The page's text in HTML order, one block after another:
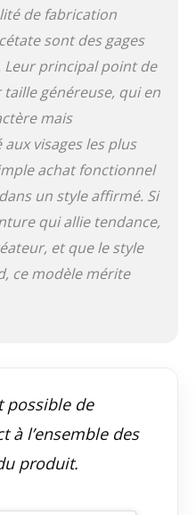
de fabrication
sont des gages
principal point de
généreuse, qui en
mais
visages les plus
achat fonctionnel
un style affirmé. Si
qui allie tendance,
et que le style
ce modèle mérite
possible de
à l’ensemble des
produit.